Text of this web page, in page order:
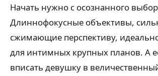
Начать нужно с осознанного
Длиннофокусные объективы,
сжимающие перспективу,
для интимных крупных планов. А
вписать девушку в